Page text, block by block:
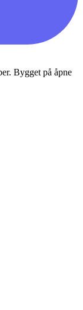
Bygget på åpne